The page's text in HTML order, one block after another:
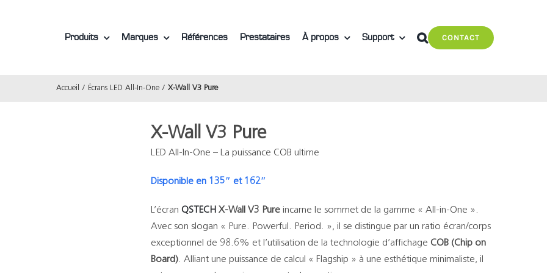
Produits Marques Références Prestataires À propos Support CONTACT
Accueil Écrans LED All-In-One X-Wall V3 Pure
X-Wall V3 Pure
LED All-In-One – La puissance COB ultime
Disponible en 135″ et 162″
L’écranQSTECH X-Wall V3 Pure incarne le sommet de la gamme « All-in-One ».
Avec son slogan « Pure. Powerful. Period. », il se distingue par un ratio écran/corps
exceptionnel de 98.6% et l’utilisation de la technologie d’affichage COB (Chip on
Board). Alliant une puissance de calcul « Flagship » à une esthétique minimaliste, il